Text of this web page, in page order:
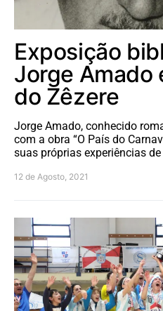
Exposição
Jorge Amado
do Zêzere
Jorge Amado, conhecido
com a obra “O País do
suas próprias experiências
12 de Agosto, 2021